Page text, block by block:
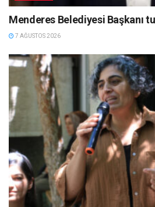
Menderes Belediyesi Başkanı
7 AĞUSTOS 2026